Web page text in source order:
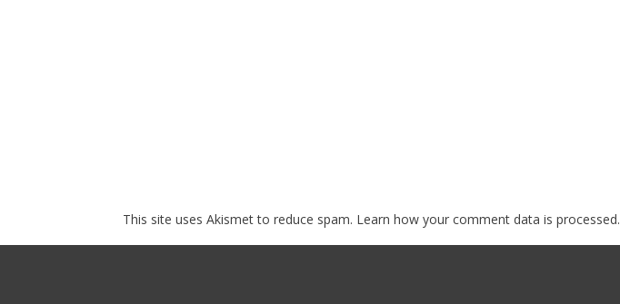
This site uses Akismet to reduce spam. Learn how your comment data is processed.